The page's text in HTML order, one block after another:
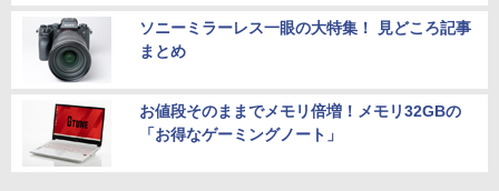
ソニーミラーレス一眼の大特集！ 見どころ記事
まとめ
お値段そのままでメモリ倍増！メモリ32GBの
「お得なゲーミングノート」